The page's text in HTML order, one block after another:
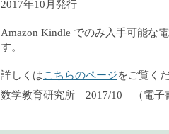
2017年10月発行
Amazon Kindle でのみ入手可能な
す。
詳しくはこちらのページをご覧く
数学教育研究所 2017/10 （電子